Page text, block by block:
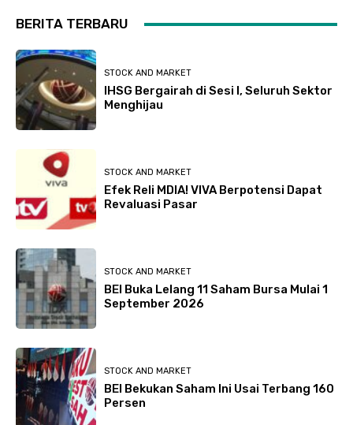
BERITA TERBARU
STOCK AND MARKET
IHSG Bergairah di Sesi I, Seluruh Sektor
Menghijau
STOCK AND MARKET
Efek Reli MDIA! VIVA Berpotensi Dapat
Revaluasi Pasar
STOCK AND MARKET
BEI Buka Lelang 11 Saham Bursa Mulai 1
September 2026
STOCK AND MARKET
BEI Bekukan Saham Ini Usai Terbang 160
Persen